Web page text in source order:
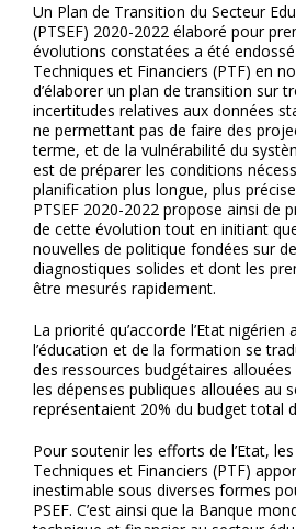
Un Plan de Transition du Secteur
(PTSEF) 2020-2022 élaboré pour
évolutions constatées a été
Techniques et Financiers (PTF) en
d’élaborer un plan de transition sur
incertitudes relatives aux données
ne permettant pas de faire des
terme, et de la vulnérabilité du
est de préparer les conditions
planification plus longue, plus
PTSEF 2020-2022 propose ainsi de
de cette évolution tout en initiant
nouvelles de politique fondées sur
diagnostiques solides et dont les
être mesurés rapidement.
La priorité qu’accorde l’Etat nigérien
l’éducation et de la formation se
des ressources budgétaires
les dépenses publiques allouées au
représentaient 20% du budget total
Pour soutenir les efforts de l’Etat,
Techniques et Financiers (PTF)
inestimable sous diverses formes
PSEF. C’est ainsi que la Banque